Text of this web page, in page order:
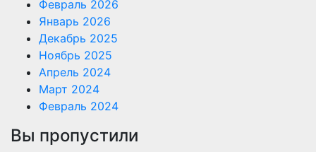
Февраль 2026
Январь 2026
Декабрь 2025
Ноябрь 2025
Апрель 2024
Март 2024
Февраль 2024
Вы пропустили